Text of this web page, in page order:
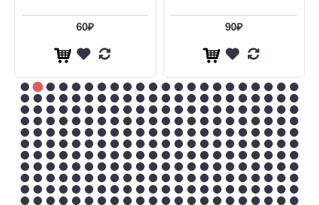
60₽ 90₽